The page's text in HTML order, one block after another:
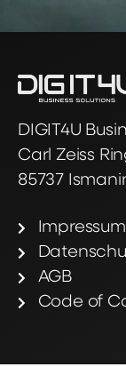
DIGIT4U
Carl Zeiss
85737
Impressum
AGB
Code of